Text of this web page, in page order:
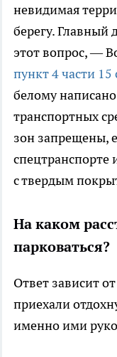
невидимая
берегу. Главный
этот вопрос, —
пункт 4 части 15
белому
транспортных
зон запрещены,
спецтранспорте
с твердым
На каком
парковаться?
Ответ зависит
приехали
именно ими